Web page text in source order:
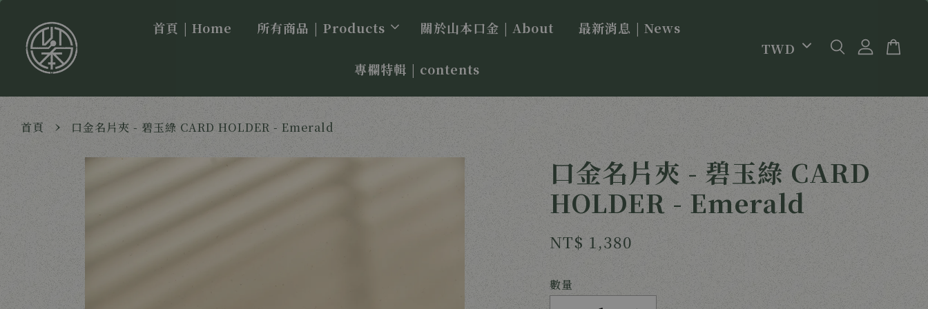
首頁 | Home 所有商品 | Products 關於山本口金 | About 最新消息 | News
專欄特輯 | contents
首頁 › 口金名片夾 - 碧玉綠 CARD HOLDER - Emerald
口金名片夾 - 碧玉綠 CARD
HOLDER - Emerald
NT$ 1,380
數量